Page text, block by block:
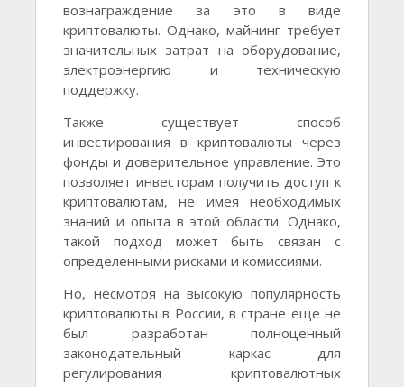
вознаграждение за это в виде
криптовалюты. Однако, майнинг требует
значительных затрат на оборудование,
электроэнергию и техническую
поддержку.
Также существует способ
инвестирования в криптовалюты через
фонды и доверительное управление. Это
позволяет инвесторам получить доступ к
криптовалютам, не имея необходимых
знаний и опыта в этой области. Однако,
такой подход может быть связан с
определенными рисками и комиссиями.
Но, несмотря на высокую популярность
криптовалюты в России, в стране еще не
был разработан полноценный
законодательный каркас для
регулирования криптовалютных